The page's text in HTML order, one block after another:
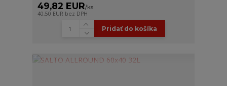
49,82 EUR/ks
40,50 EUR bez DPH
Pridať do košíka